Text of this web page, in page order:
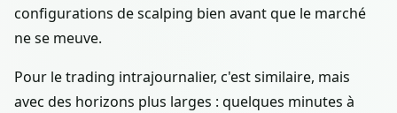
configurations de scalping bien avant que le marché
ne se meuve.
Pour le trading intrajournalier, c'est similaire, mais
avec des horizons plus larges : quelques minutes à